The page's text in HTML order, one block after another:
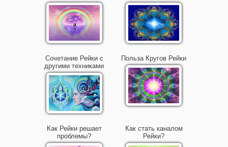
Сочетание Рейки с
другими техниками
Польза Кругов Рейки
Как Рейки решает
проблемы?
Как стать каналом
Рейки?